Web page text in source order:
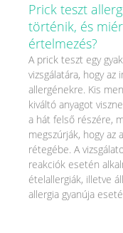
Prick teszt
történik, és
értelmezés?
A prick teszt egy
vizsgálatára, hogy
allergénekre. Kis
kiváltó anyagot
a hát felső részére,
megszúrják, hogy az
rétegébe. A
reakciók esetén
ételallergiák, illetve
allergia gyanúja